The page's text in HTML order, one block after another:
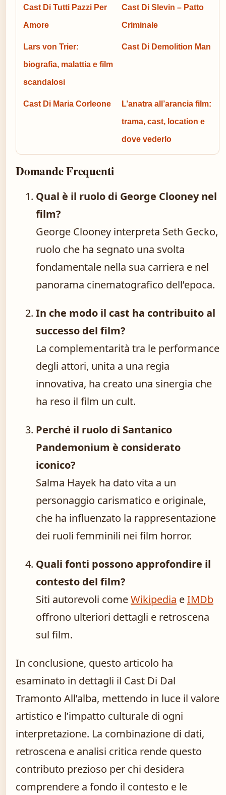
Cast Di Tutti Pazzi Per
Amore
Cast Di Slevin – Patto
Criminale
Lars von Trier:
biografia, malattia e film
scandalosi
Cast Di Demolition Man
Cast Di Maria Corleone L’anatra all’arancia film:
trama, cast, location e
dove vederlo
Domande Frequenti
Qual è il ruolo di George Clooney nel
film?
George Clooney interpreta Seth Gecko,
ruolo che ha segnato una svolta
fondamentale nella sua carriera e nel
panorama cinematografico dell’epoca.
In che modo il cast ha contribuito al
successo del film?
La complementarità tra le performance
degli attori, unita a una regia
innovativa, ha creato una sinergia che
ha reso il film un cult.
Perché il ruolo di Santanico
Pandemonium è considerato
iconico?
Salma Hayek ha dato vita a un
personaggio carismatico e originale,
che ha influenzato la rappresentazione
dei ruoli femminili nei film horror.
Quali fonti possono approfondire il
contesto del film?
Siti autorevoli comeWikipedia eIMDb
offrono ulteriori dettagli e retroscena
sul film.
In conclusione, questo articolo ha
esaminato in dettagli il Cast Di Dal
Tramonto All’alba, mettendo in luce il valore
artistico e l’impatto culturale di ogni
interpretazione. La combinazione di dati,
retroscena e analisi critica rende questo
contributo prezioso per chi desidera
comprendere a fondo il contesto e le